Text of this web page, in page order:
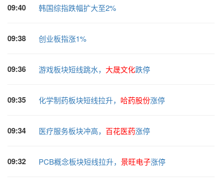
09:40 韩国综指跌幅扩大至2%
09:38 创业板指涨1%
09:36 游戏板块短线跳水， 大晟文化跌停
09:35 化学制药板块短线拉升， 哈药股份涨停
09:34 医疗服务板块冲高， 百花医药涨停
09:32 PCB概念板块短线拉升， 景旺电子涨停